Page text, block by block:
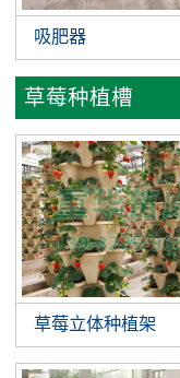
吸肥器
草莓种植槽
草莓立体种植架